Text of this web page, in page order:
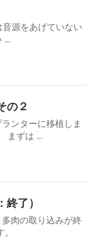
源をあげていない
...
の２
ンターに移植しま
まずは ...
了）
肉の取り込みが終